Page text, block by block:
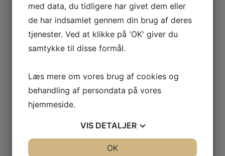
juni 2023
april 2023
februar 2023
december 2022
oktober 2022
juli 2022
med data, du tidligere har givet dem eller
de har indsamlet gennem din brug af deres
tjenester. Ved at klikke på 'OK' giver du
samtykke til disse formål.
Læs mere om vores brug af cookies og
behandling af persondata på vores
hjemmeside.
VIS DETALJER
OK